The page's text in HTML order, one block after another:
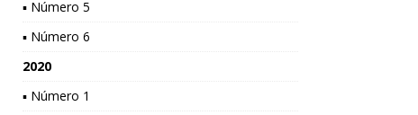
▪ Número 5
▪ Número 6
2020
▪ Número 1